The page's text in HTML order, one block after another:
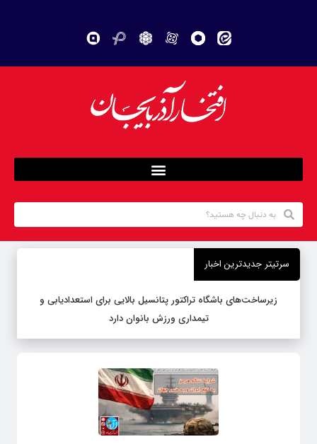
سرتیتر جدیدترین اخبار
زیرساخت‌های باشگاه تراکتور پتانسیل بالایی برای استعدادیابی و
تیمداری ورزش بانوان دارد